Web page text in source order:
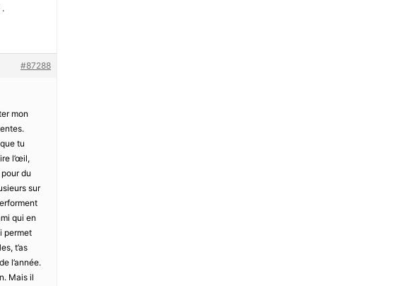
.
#87288
mon
tu
l’œil,
du
sur
qui en
permet
t’as
l’année.
Mais il